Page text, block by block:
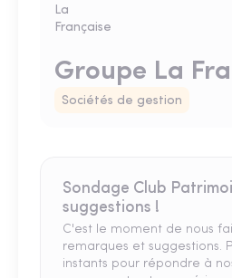
Groupe La
Sociétés de gestion
Sondage Club
suggestions !
C'est le moment de nous
remarques et suggestions.
instants pour répondre à